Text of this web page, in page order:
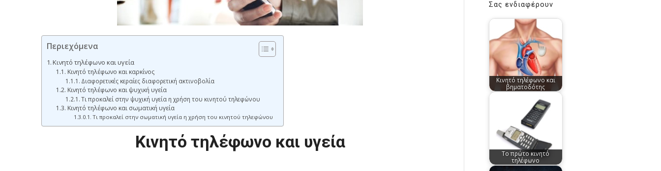
Περιεχόμενα
Κινητό τηλέφωνο και υγεία
Κινητό τηλέφωνο και καρκίνος
Διαφορετικές κεραίες διαφορετική ακτινοβολία
Κινητό τηλέφωνο και ψυχική υγεία
Τι προκαλεί στην ψυχική υγεία η χρήση του κινητού τηλεφώνου
Κινητό τηλέφωνο και σωματική υγεία
Τι προκαλεί στην σωματική υγεία η χρήση του κινητού τηλεφώνου
Κινητό τηλέφωνο και υγεία
Σας ενδιαφέρουν
Κινητό τηλέφωνο και
βηματοδότης
Το πρώτο κινητό
τηλέφωνο